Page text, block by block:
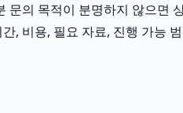
의 목적이 분명하지 않으면
, 비용, 필요 자료, 진행 가능